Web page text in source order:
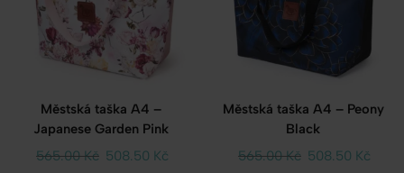
Městská taška A4 –
Japanese Garden Pink
565.00Kč 508.50 Kč
Městská taška A4 – Peony
Black
565.00Kč 508.50 Kč